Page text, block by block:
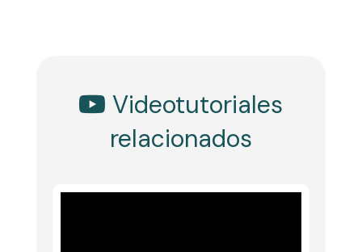
Videotutoriales
relacionados